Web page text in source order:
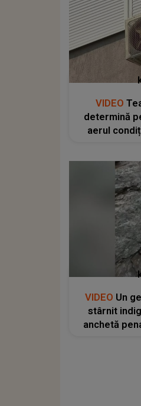
VIDEO
determină
aerul
VIDEO Un
stârnit
anchetă